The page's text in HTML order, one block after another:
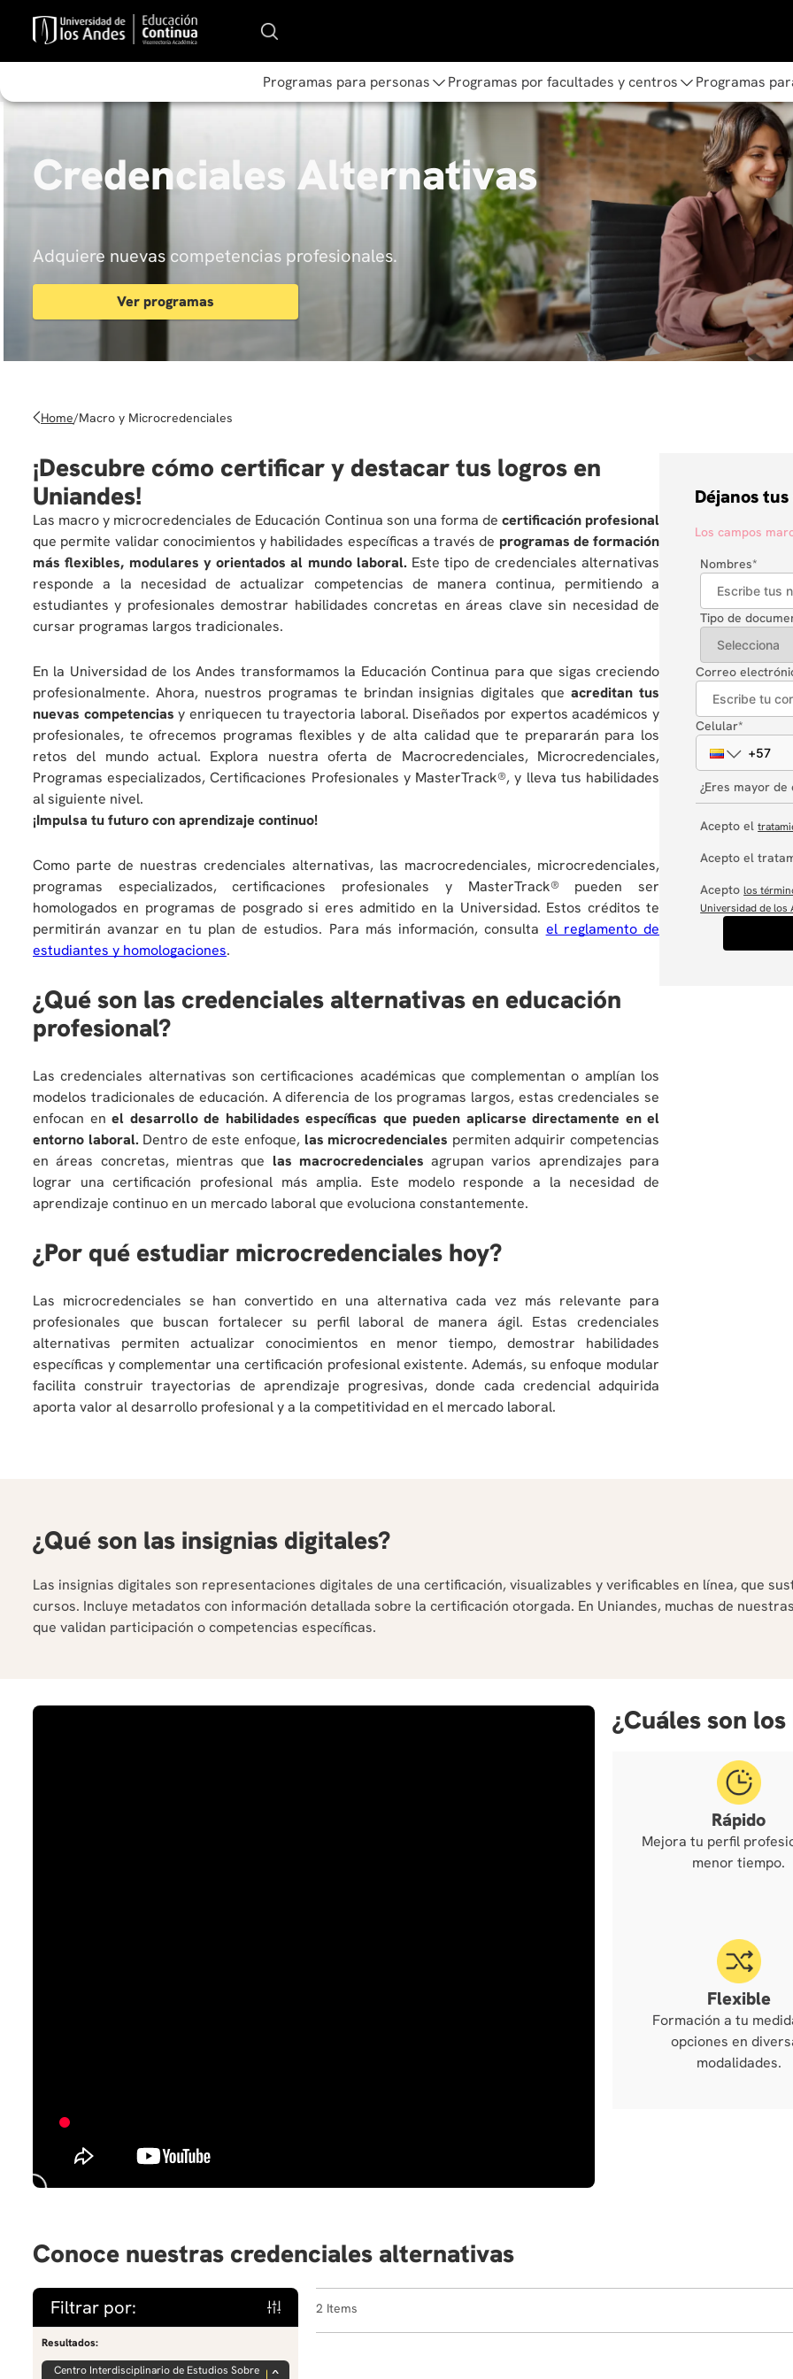
Programas para personas Programas por facultades y centros Programas
Credenciales Alternativas
Adquiere nuevas competencias profesionales.
Ver programas
Home/Macro y Microcredenciales
¡Descubre cómo certificar y destacar tus logros en
Uniandes!
Las macro y microcredenciales de Educación Continua son una forma de certificación profesional
que permite validar conocimientos y habilidades específicas a través de programas de formación
más flexibles, modulares y orientados al mundo laboral. Este tipo de credenciales alternativas
responde a la necesidad de actualizar competencias de manera continua, permitiendo a
estudiantes y profesionales demostrar habilidades concretas en áreas clave sin necesidad de
cursar programas largos tradicionales.
En la Universidad de los Andes transformamos la Educación Continua para que sigas creciendo
profesionalmente. Ahora, nuestros programas te brindan insignias digitales queacreditan tus
nuevas competencias y enriquecen tu trayectoria laboral. Diseñados por expertos académicos y
profesionales, te ofrecemos programas flexibles y de alta calidad que te prepararán para los
retos del mundo actual. Explora nuestra oferta de Macrocredenciales, Microcredenciales,
Programas especializados, Certificaciones Profesionales y MasterTrack®, y lleva tus habilidades
al siguiente nivel.
¡Impulsa tu futuro con aprendizaje continuo!
Como parte de nuestras credenciales alternativas, las macrocredenciales, microcredenciales,
programas especializados, certificaciones profesionales y MasterTrack® pueden ser
homologados en programas de posgrado si eres admitido en la Universidad. Estos créditos te
permitirán avanzar en tu plan de estudios. Para más información, consulta el reglamento de
estudiantes y homologaciones.
¿Qué son las credenciales alternativas en educación
profesional?
Las credenciales alternativas son certificaciones académicas que complementan o amplían los
modelos tradicionales de educación. A diferencia de los programas largos, estas credenciales se
enfocan enel desarrollo de habilidades específicas que pueden aplicarse directamente en el
entorno laboral. Dentro de este enfoque, las microcredenciales permiten adquirir competencias
en áreas concretas, mientras que las macrocredenciales agrupan varios aprendizajes para
lograr una certificación profesional más amplia. Este modelo responde a la necesidad de
aprendizaje continuo en un mercado laboral que evoluciona constantemente.
¿Por qué estudiar microcredenciales hoy?
Las microcredenciales se han convertido en una alternativa cada vez más relevante para
profesionales que buscan fortalecer su perfil laboral de manera ágil. Estas credenciales
alternativas permiten actualizar conocimientos en menor tiempo, demostrar habilidades
específicas y complementar una certificación profesional existente. Además, su enfoque modular
facilita construir trayectorias de aprendizaje progresivas, donde cada credencial adquirida
aporta valor al desarrollo profesional y a la competitividad en el mercado laboral.
Déjanos
Los campos
Nombres*
Tipo de
Correo
Celular*
¿Eres mayor de
Acepto el
Acepto el
Aceptolos
Universidad de los
¿Qué son las insignias digitales?
Las insignias digitales son representaciones digitales de una certificación, visualizables y verificables en línea, que
cursos. Incluye metadatos con información detallada sobre la certificación otorgada. En Uniandes, muchas de
que validan participación o competencias específicas.
¿Cuáles son
Rápido
Mejora tu perfil
menor tiempo.
Flexible
Formación a tu
opciones en
modalidades.
Conoce nuestras credenciales alternativas
Filtrar por:
Resultados:
Centro Interdisciplinario de Estudios Sobre
2